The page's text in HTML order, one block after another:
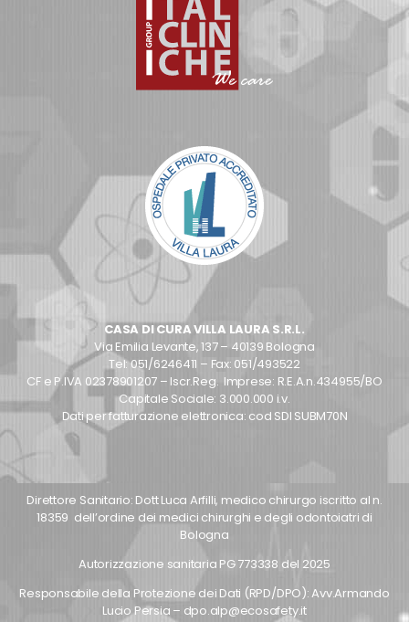
CASA DI CURA VILLA LAURA S.R.L.
Via Emilia Levante, 137 – 40139 Bologna
Tel: 051/6246411 – Fax: 051/493522
CF e P.IVA 02378901207 – Iscr.Reg. Imprese: R.E.A.n.434955/BO
Capitale Sociale: 3.000.000 i.v.
Dati per fatturazione elettronica: cod SDI SUBM70N
Direttore Sanitario: Dott Luca Arfilli, medico chirurgo iscritto al n.
18359 dell’ordine dei medici chirurghi e degli odontoiatri di
Bologna
Autorizzazione sanitaria PG 773338 del 2025
Responsabile della Protezione dei Dati (RPD/DPO): Avv.Armando
Lucio Persia – dpo.alp@ecosafety.it